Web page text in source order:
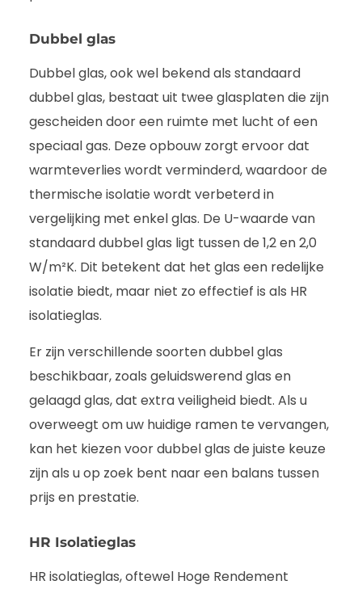
Dubbel glas
Dubbel glas, ook wel bekend als standaard
dubbel glas, bestaat uit twee glasplaten die zijn
gescheiden door een ruimte met lucht of een
speciaal gas. Deze opbouw zorgt ervoor dat
warmteverlies wordt verminderd, waardoor de
thermische isolatie wordt verbeterd in
vergelijking met enkel glas. De U-waarde van
standaard dubbel glas ligt tussen de 1,2 en 2,0
W/m²K. Dit betekent dat het glas een redelijke
isolatie biedt, maar niet zo effectief is als HR
isolatieglas.
Er zijn verschillende soorten dubbel glas
beschikbaar, zoals geluidswerend glas en
gelaagd glas, dat extra veiligheid biedt. Als u
overweegt om uw huidige ramen te vervangen,
kan het kiezen voor dubbel glas de juiste keuze
zijn als u op zoek bent naar een balans tussen
prijs en prestatie.
HR Isolatieglas
HR isolatieglas, oftewel Hoge Rendement